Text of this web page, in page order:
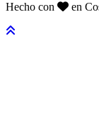
Hecho con
en